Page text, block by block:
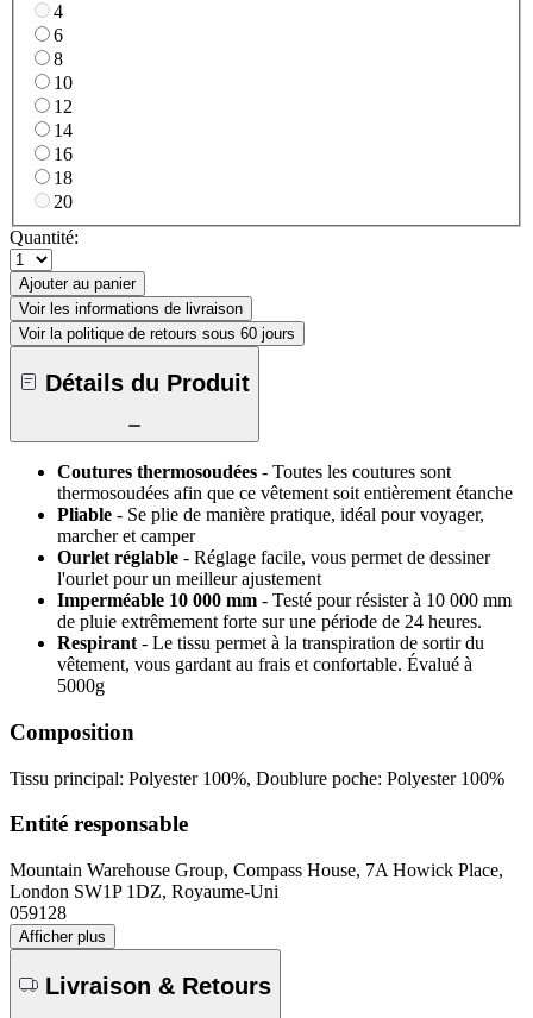
4
6
8
10
12
14
16
18
20
Quantité:
Ajouter au panier
Voir les informations de livraison
Voir la politique de retours sous 60 jours
Détails du Produit
Coutures thermosoudées - Toutes les coutures sont
thermosoudées afin que ce vêtement soit entièrement étanche
Pliable - Se plie de manière pratique, idéal pour voyager,
marcher et camper
Ourlet réglable - Réglage facile, vous permet de dessiner
l'ourlet pour un meilleur ajustement
Imperméable 10 000 mm - Testé pour résister à 10 000 mm
de pluie extrêmement forte sur une période de 24 heures.
Respirant - Le tissu permet à la transpiration de sortir du
vêtement, vous gardant au frais et confortable. Évalué à
5000g
Composition
Tissu principal: Polyester 100%, Doublure poche: Polyester 100%
Entité responsable
Mountain Warehouse Group, Compass House, 7A Howick Place,
London SW1P 1DZ, Royaume-Uni
059128
Afficher plus
Livraison & Retours